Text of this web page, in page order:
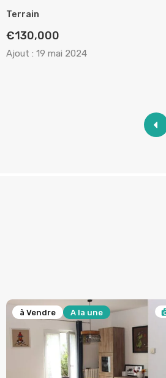
Terrain
€130,000
Ajout : 19 mai 2024
à Vendre A la une